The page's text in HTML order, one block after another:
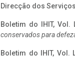
Direcção dos
Boletim do IHIT, Vol.
conservados para
Boletim do IHIT, Vol.